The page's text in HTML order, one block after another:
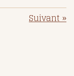
Suivant»